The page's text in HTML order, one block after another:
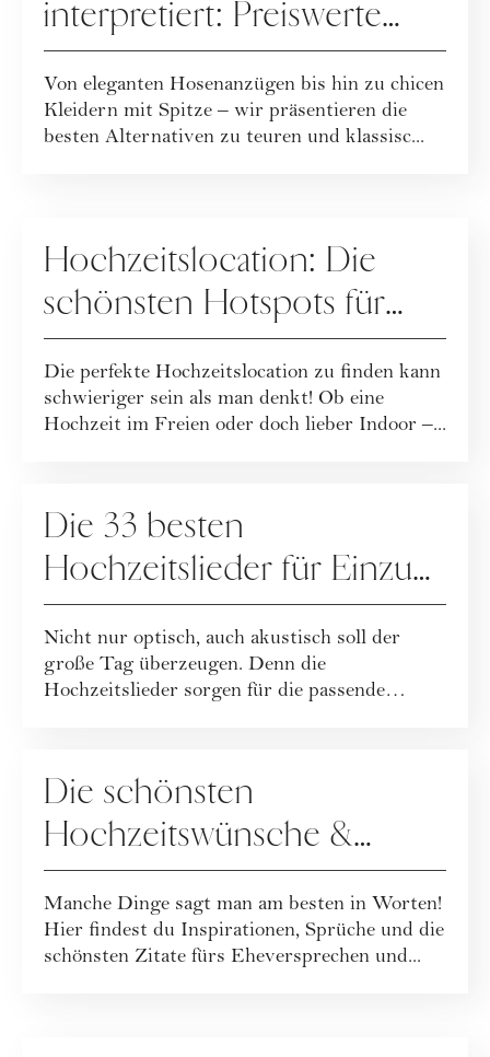
interpretiert: Preiswerte
Alternativen für die
moderne Braut
Von eleganten Hosenanzügen bis hin zu chicen
Kleidern mit Spitze – wir präsentieren die
besten Alternativen zu teuren und klassisc...
Hochzeitslocation: Die
schönsten Hotspots für
deine Trauung
Die perfekte Hochzeitslocation zu finden kann
schwieriger sein als man denkt! Ob eine
Hochzeit im Freien oder doch lieber Indoor –...
Die 33 besten
Hochzeitslieder für Einzug,
Trauung, Auszug, Kirche
oder Standesamt
Nicht nur optisch, auch akustisch soll der
große Tag überzeugen. Denn die
Hochzeitslieder sorgen für die passende
Die schönsten
Hochzeitswünsche &
Sprüche für Brautpaare
Manche Dinge sagt man am besten in Worten!
Hier findest du Inspirationen, Sprüche und die
schönsten Zitate fürs Eheversprechen und...